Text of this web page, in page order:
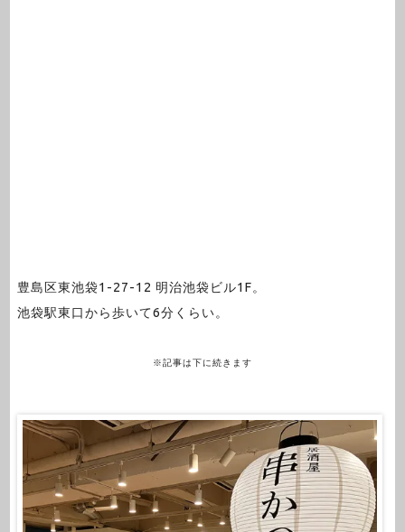
豊島区東池袋1-27-12 明治池袋ビル1F。
池袋駅東口から歩いて6分くらい。
※記事は下に続きます